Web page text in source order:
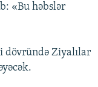
«Bu həbslər
dövründə Ziyalılar